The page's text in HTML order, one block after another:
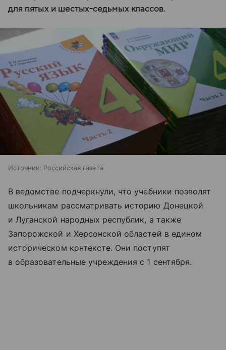
для пятых и шестых-седьмых классов.
Источник: Российская газета
В ведомстве подчеркнули, что учебники позволят
школьникам рассматривать историю Донецкой
и Луганской народных республик, а также
Запорожской и Херсонской областей в едином
историческом контексте. Они поступят
в образовательные учреждения с 1 сентября.